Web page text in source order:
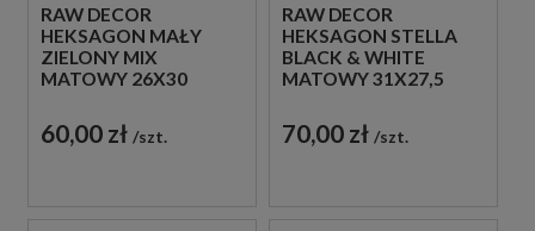
RAW DECOR
HEKSAGON MAŁY
ZIELONY MIX
MATOWY 26X30
DEKORACYJNA
60,00 zł szt.
RAW DECOR
HEKSAGON STELLA
BLACK & WHITE
MATOWY 31X27,5
DEKORACYJNA
70,00 zł szt.